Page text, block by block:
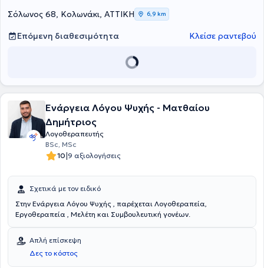
Σόλωνος 68, Κολωνάκι, ΑΤΤΙΚΗ 6,9 km
Επόμενη διαθεσιμότητα Κλείσε ραντεβού
Ενάργεια Λόγου Ψυχής - Ματθαίου
Δημήτριος
Λογοθεραπευτής
BSc, MSc
10|9 αξιολογήσεις
Σχετικά με τον ειδικό
Στην Ενάργεια Λόγου Ψυχής , παρέχεται Λογοθεραπεία,
Εργοθεραπεία , Μελέτη και Συμβουλευτική γονέων.
Απλή επίσκεψη
Δες το κόστος